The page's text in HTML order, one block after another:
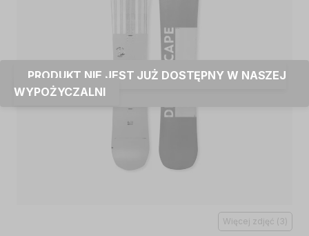
PRODUKT NIE JEST JUŻ DOSTĘPNY W NASZEJ
WYPOŻYCZALNI
Więcej zdjęć ( 3 )